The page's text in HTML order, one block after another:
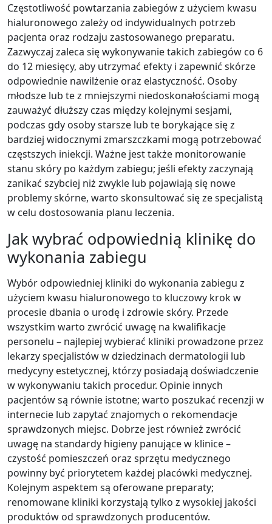
Częstotliwość powtarzania zabiegów z użyciem kwasu
hialuronowego zależy od indywidualnych potrzeb
pacjenta oraz rodzaju zastosowanego preparatu.
Zazwyczaj zaleca się wykonywanie takich zabiegów co 6
do 12 miesięcy, aby utrzymać efekty i zapewnić skórze
odpowiednie nawilżenie oraz elastyczność. Osoby
młodsze lub te z mniejszymi niedoskonałościami mogą
zauważyć dłuższy czas między kolejnymi sesjami,
podczas gdy osoby starsze lub te borykające się z
bardziej widocznymi zmarszczkami mogą potrzebować
częstszych iniekcji. Ważne jest także monitorowanie
stanu skóry po każdym zabiegu; jeśli efekty zaczynają
zanikać szybciej niż zwykle lub pojawiają się nowe
problemy skórne, warto skonsultować się ze specjalistą
w celu dostosowania planu leczenia.
Jak wybrać odpowiednią klinikę do
wykonania zabiegu
Wybór odpowiedniej kliniki do wykonania zabiegu z
użyciem kwasu hialuronowego to kluczowy krok w
procesie dbania o urodę i zdrowie skóry. Przede
wszystkim warto zwrócić uwagę na kwalifikacje
personelu – najlepiej wybierać kliniki prowadzone przez
lekarzy specjalistów w dziedzinach dermatologii lub
medycyny estetycznej, którzy posiadają doświadczenie
w wykonywaniu takich procedur. Opinie innych
pacjentów są równie istotne; warto poszukać recenzji w
internecie lub zapytać znajomych o rekomendacje
sprawdzonych miejsc. Dobrze jest również zwrócić
uwagę na standardy higieny panujące w klinice –
czystość pomieszczeń oraz sprzętu medycznego
powinny być priorytetem każdej placówki medycznej.
Kolejnym aspektem są oferowane preparaty;
renomowane kliniki korzystają tylko z wysokiej jakości
produktów od sprawdzonych producentów.